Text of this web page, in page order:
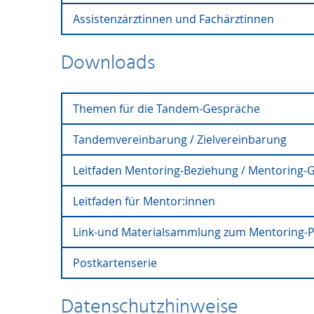
Programm Postdoktorandinnen & JunProfs
Programm Doktorandinnen | April 2026 bis
Programm Doktorandinnen | Februar 2024
Assistenzärztinnen und Fachärztinnen
Programm Assistenzärztinnen und
Downloads
Themen für die Tandem-Gespräche
Themen für die Tandem-Gespräche
Tandemvereinbarung / Zielvereinbarung
Tandemvereinbarung/Zielvereinbarung
Tandemvereinbarung/Zielvereinbarung
Agreement between mentor and mentee
Leitfaden Mentoring-Beziehung / Mentoring-
Leitfaden Mentoring-Beziehung /
Leitfaden für Mentor:innen
Leitfaden für Mentor:innen
Link-und Materialsammlung zum
Link-und
Nachbereitung des Einführunsseminars (9.
Postkartenserie
Postkartenserie
Datenschutzhinweise